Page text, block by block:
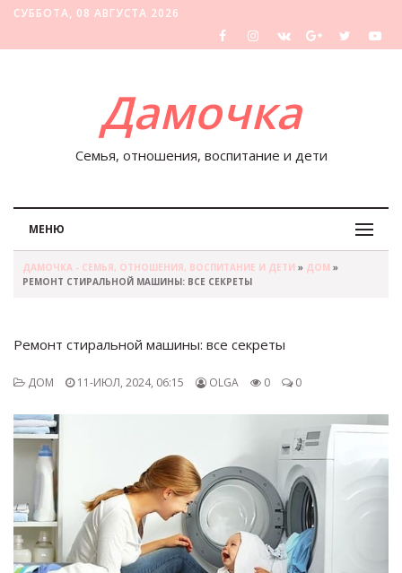
СУББОТА, 08 АВГУСТА 2026
Дамочка
Семья, отношения, воспитание и дети
МЕНЮ
ДАМОЧКА - СЕМЬЯ, ОТНОШЕНИЯ, ВОСПИТАНИЕ И ДЕТИ » ДОМ »
РЕМОНТ СТИРАЛЬНОЙ МАШИНЫ: ВСЕ СЕКРЕТЫ
Ремонт стиральной машины: все секреты
ДОМ 11-ИЮЛ, 2024, 06:15 OLGA 0 0